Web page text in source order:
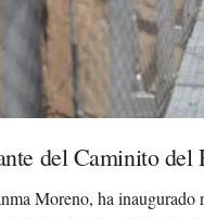
del Caminito del
Moreno, ha inaugurado